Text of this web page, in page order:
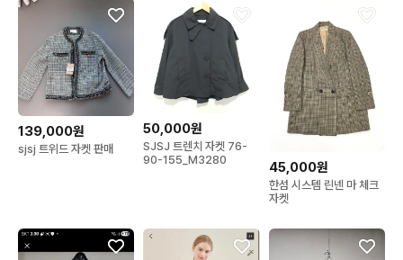
139,000원
sjsj 트위드 자켓 판매
50,000원
SJSJ 트렌치 자켓 76-
90-155_M3280
45,000원
한섬 시스템 린넨 마 체크
자켓